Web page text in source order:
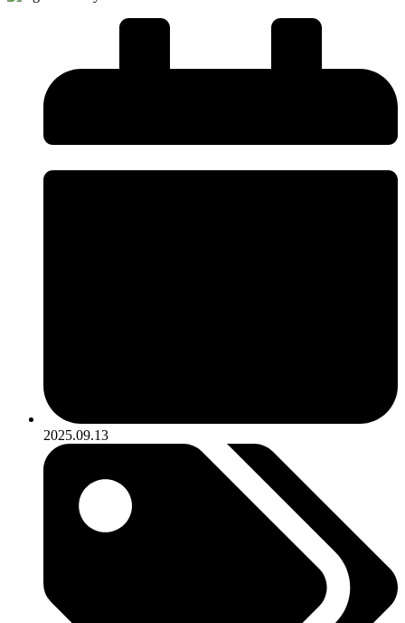
2025.09.13